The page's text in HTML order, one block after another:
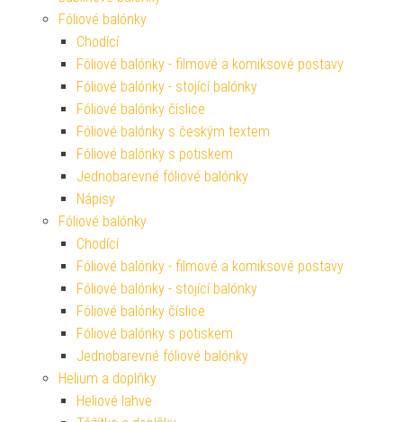
Fóliové balónky
Chodící
Fóliové balónky - filmové a komiksové postavy
Fóliové balónky - stojící balónky
Fóliové balónky číslice
Fóliové balónky s českým textem
Fóliové balónky s potiskem
Jednobarevné fóliové balónky
Nápisy
Fóliové balónky
Chodící
Fóliové balónky - filmové a komiksové postavy
Fóliové balónky - stojící balónky
Fóliové balónky číslice
Fóliové balónky s potiskem
Jednobarevné fóliové balónky
Helium a doplňky
Heliové lahve